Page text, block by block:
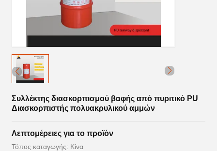
Συλλέκτης διασκορπισμού βαφής από πυριτικό PU
Διασκορπιστής πολυακρυλικού αμμών
Λεπτομέρειες για το προϊόν
Τόπος καταγωγής: Κίνα